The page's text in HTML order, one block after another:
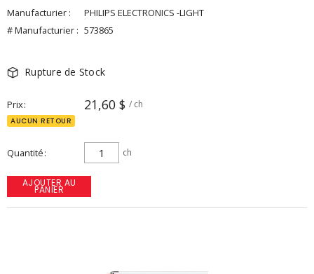
Manufacturier :
PHILIPS ELECTRONICS -LIGHT
# Manufacturier : 573865
Rupture de Stock
Prix 21,60 $ / ch
AUCUN RETOUR
Quantité ch
AJOUTER AU
PANIER